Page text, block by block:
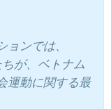
ンでは、
が、ベトナム
運動に関する最